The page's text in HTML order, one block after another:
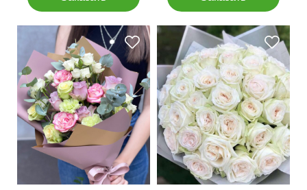
Диантусы, декор, зелень Крупный махровый бутон